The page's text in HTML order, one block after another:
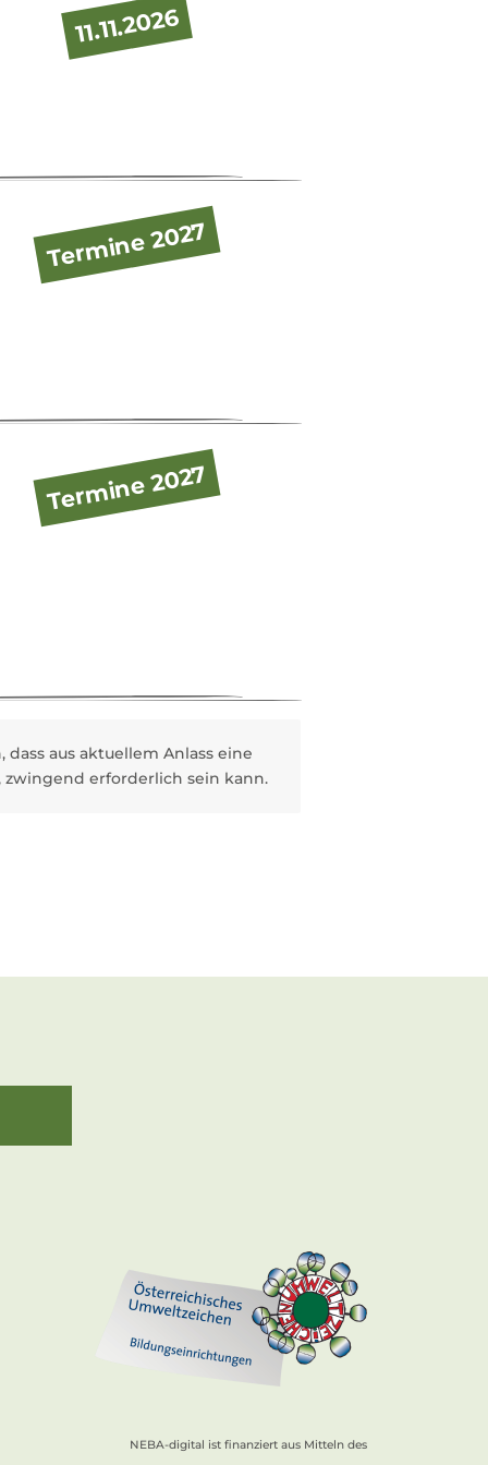
11.11.2026
Termine 2027
Termine 2027
aus aktuellem Anlass eine
erforderlich sein kann.
NEBA-digital ist finanziert aus Mitteln des